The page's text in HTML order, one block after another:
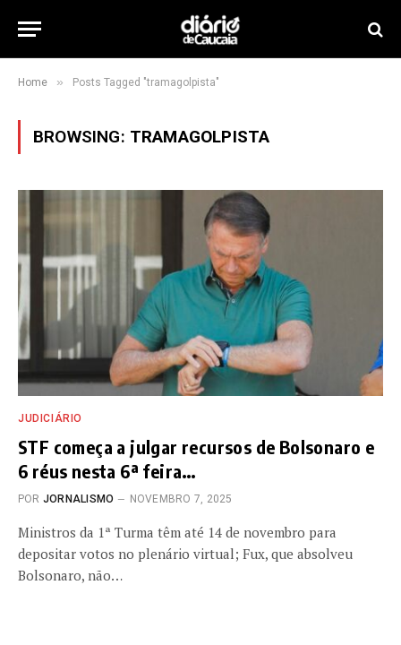
Home » Posts Tagged "tramagolpista"
BROWSING: TRAMAGOLPISTA
JUDICIÁRIO
STF começa a julgar recursos de Bolsonaro e
6 réus nesta 6ª feira…
POR JORNALISMO NOVEMBRO 7, 2025
Ministros da 1ª Turma têm até 14 de novembro para
depositar votos no plenário virtual; Fux, que absolveu
Bolsonaro, não…